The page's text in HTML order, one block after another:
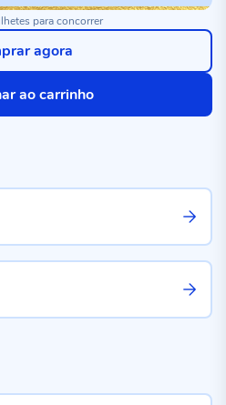
para concorrer
ao carrinho
agora